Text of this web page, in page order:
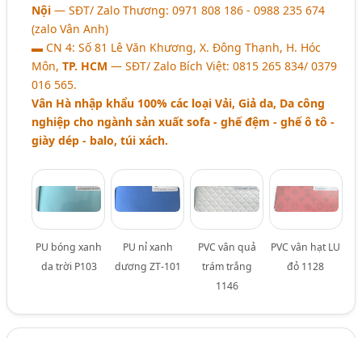
Nội ― SĐT/ Zalo Thương: 0971 808 186 - 0988 235 674
(zalo Vân Anh)
▬ CN 4: Số 81 Lê Văn Khương, X. Đông Thạnh, H. Hóc
Môn,TP. HCM ― SĐT/ Zalo Bích Việt: 0815 265 834/ 0379
016 565.
Vân Hà nhập khẩu 100% các loại Vải, Giả da, Da công
nghiệp cho ngành sản xuất sofa - ghế đệm - ghế ô tô -
giày dép - balo, túi xách.
PU bóng xanh
da trời P103
PU nỉ xanh
dương ZT-101
PVC vân quả
trám trắng
1146
PVC vân hạt LU
đỏ 1128